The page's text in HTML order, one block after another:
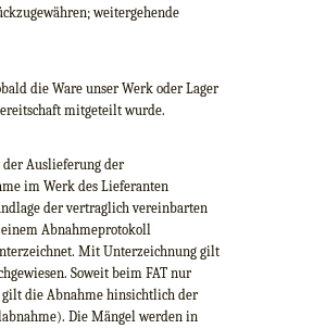
weitergehende
die Ware unser Werk oder Lager
mitgeteilt wurde.
der Auslieferung der
im Werk des Lieferanten
der vertraglich vereinbarten
Abnahmeprotokoll
Mit Unterzeichnung gilt
Soweit beim FAT nur
die Abnahme hinsichtlich der
Die Mängel werden in